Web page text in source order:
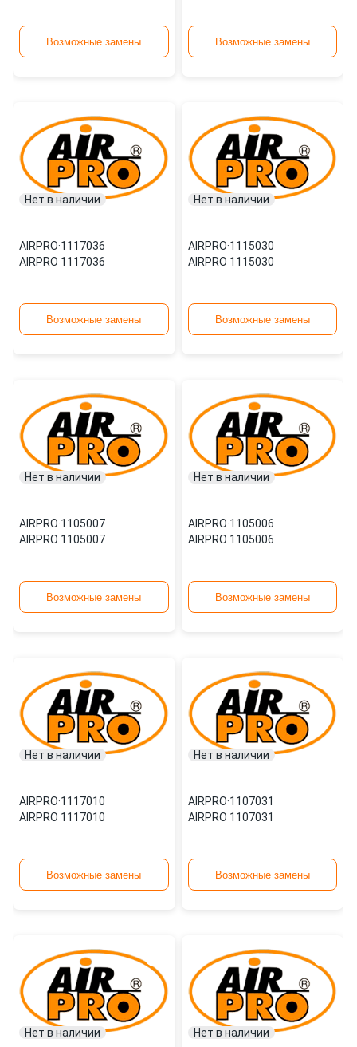
Возможные замены Возможные замены
Нет в наличии
AIRPRO·1117036
AIRPRO 1117036
Возможные замены
Нет в наличии
AIRPRO·1115030
AIRPRO 1115030
Возможные замены
Нет в наличии
AIRPRO·1105007
AIRPRO 1105007
Возможные замены
Нет в наличии
AIRPRO·1105006
AIRPRO 1105006
Возможные замены
Нет в наличии
AIRPRO·1117010
AIRPRO 1117010
Возможные замены
Нет в наличии
AIRPRO·1107031
AIRPRO 1107031
Возможные замены
Нет в наличии Нет в наличии